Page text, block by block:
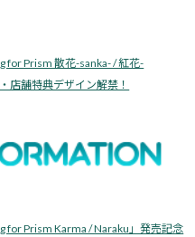
for Prism 散花-sanka- / 紅花-
店舗特典デザイン解禁！
for Prism Karma / Naraku」発売記念